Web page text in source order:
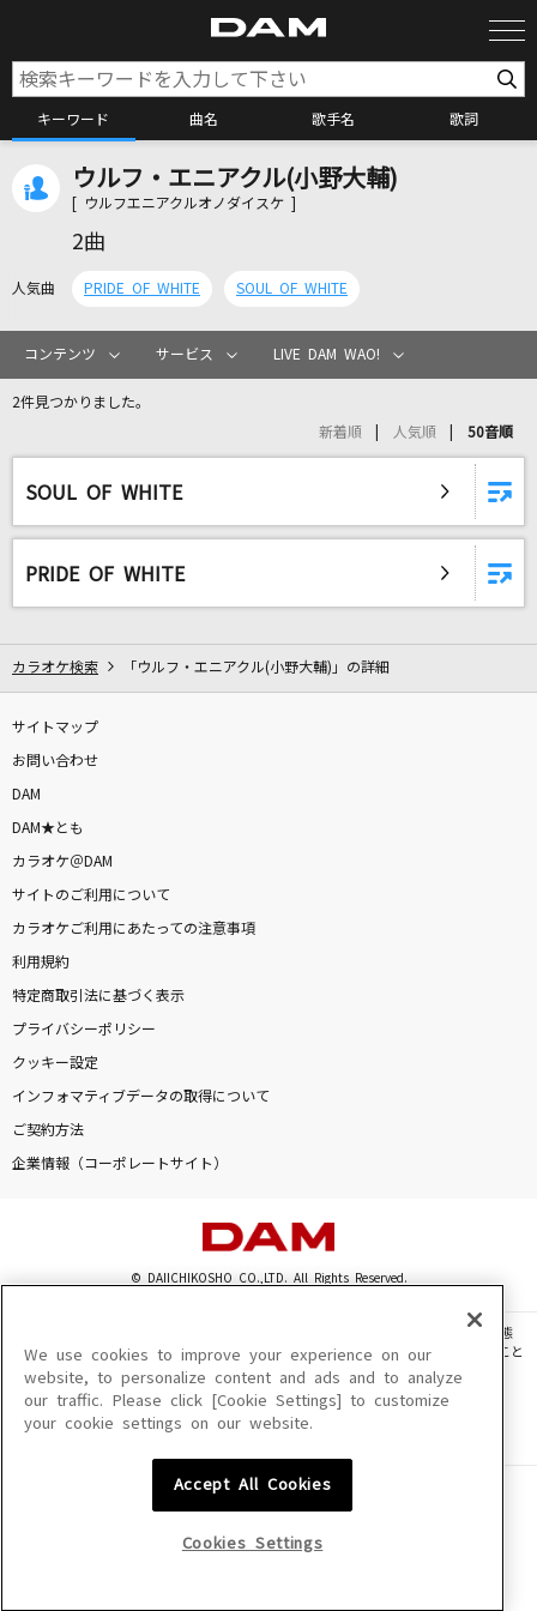
キーワード 曲名 歌手名 歌詞
カラオケ検索
カラオケリクエスト
リアルタイムで歌われている曲の一覧
会いたくて
Ado
T.M.Revolution
only my railgun
fripSide
[生音]恋しさと せつなさと 心強さと(ストリー
Doors ～勇気の軌跡～
嵐(アラシ)
レモンパイ
マカロニえんぴつ
ヒプノシスマイク -Division Battle Anthem- +
愛のかたまり
KinKi Kids
もっと見る
DAMの新曲・ランキングなど
ウルフ・エニアクル(小野大輔)
[ ウルフエニアクルオノダイスケ ]
2曲
人気曲 PRIDE OF WHITE SOUL OF WHITE
コンテンツ サービス LIVE DAM WAO!
2件見つかりました。
新着順 人気順 50音順
SOUL OF WHITE
PRIDE OF WHITE
カラオケ検索 「ウルフ・エニアクル(小野大輔)」の詳細
サイトマップ
お問い合わせ
DAM
DAM★とも
カラオケ＠DAM
サイトのご利用について
カラオケご利用にあたっての注意事項
利用規約
特定商取引法に基づく表示
プライバシーポリシー
クッキー設定
インフォマティブデータの取得について
ご契約方法
企業情報（コーポレートサイト）
© DAIICHIKOSHO CO.,LTD. All Rights Reserved.
このサイトに掲載されている一切の文章・画像・写真・動画・音声等を、手段や形態
を問わず、著作権法の定める範囲を超えて無断で複製、転載、ファイル化などすること
を禁じます。
楽曲及びコンテンツは、機種によりご利用いただけない場合があります。
楽曲及びコンテンツの配信日、配信内容が変更になる場合があります。
We use cookies to improve your experience on our
website, to personalize content and ads and to analyze
our traffic. Please click [Cookie Settings] to customize
your cookie settings on our website.
Accept All Cookies
Cookies Settings